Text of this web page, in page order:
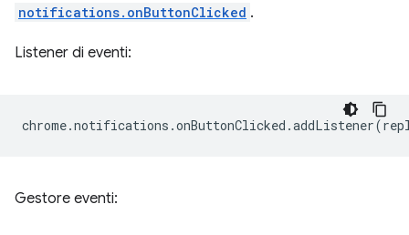
notifications.onButtonClicked .
Listener di eventi:
chrome.notifications .onButtonClicked .addListener(
Gestore eventi: